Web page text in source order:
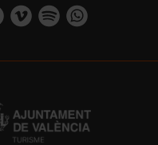
visit_valencia/
user/
twitter.com/
https://vimeo.com/
https://https://api.whatsapp.com/